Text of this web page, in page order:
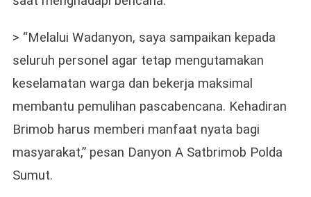
> “Melalui Wadanyon, saya sampaikan kepada
seluruh personel agar tetap mengutamakan
keselamatan warga dan bekerja maksimal
membantu pemulihan pascabencana. Kehadiran
Brimob harus memberi manfaat nyata bagi
masyarakat,” pesan Danyon A Satbrimob Polda
Sumut.